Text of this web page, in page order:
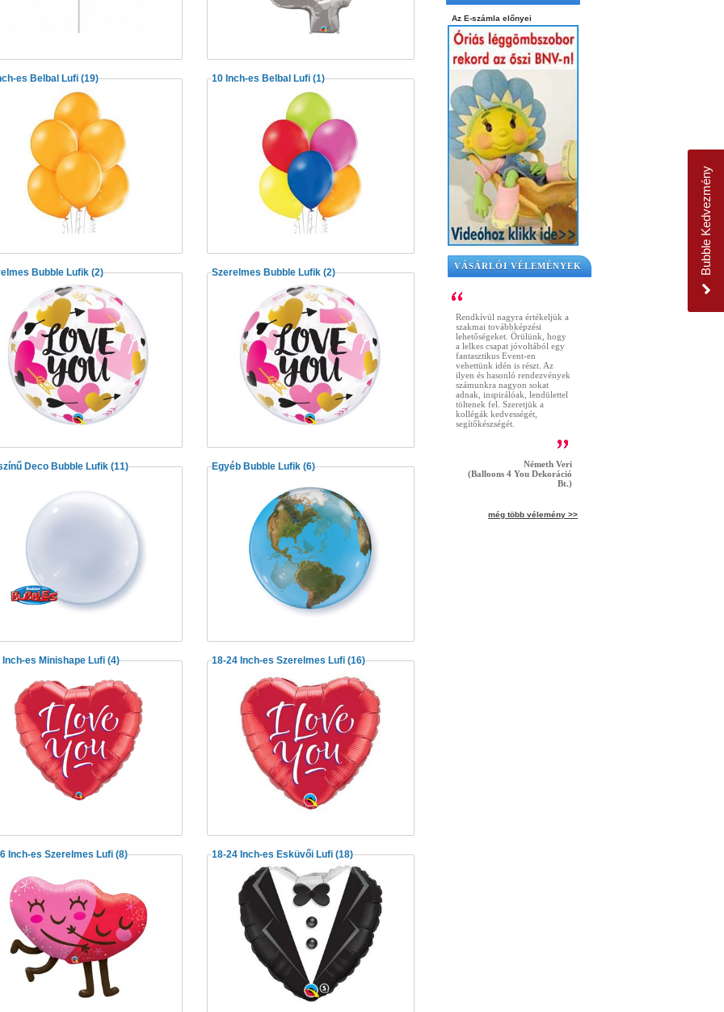
es Belbal Lufi(19) 10 Inch-es Belbal Lufi(1)
Bubble Lufik(2) Szerelmes Bubble Lufik(2)
Deco Bubble Lufik(11) Egyéb Bubble Lufik(6)
Inch-es Minishape Lufi(4) 18-24 Inch-es Szerelmes Lufi(16)
Inch-es Szerelmes Lufi(8) 18-24 Inch-es Esküvői Lufi(18)
Az E-számla előnyei
VÁSÁRLÓI VÉLEMÉNYEK
Rendkívül nagyra értékeljük a
szakmai továbbképzési
lehetőségeket. Örülünk, hogy
a lelkes csapat jóvoltából egy
fantasztikus Event-en
vehettünk idén is részt. Az
ilyen és hasonló rendezvények
számunkra nagyon sokat
adnak, inspirálóak, lendülettel
töltenek fel. Szeretjük a
kollégák kedvességét,
segítőkészségét.
Németh Veri
(Balloons 4 You Dekoráció
Bt.)
még több vélemény >>
Bubble Kedvezmény